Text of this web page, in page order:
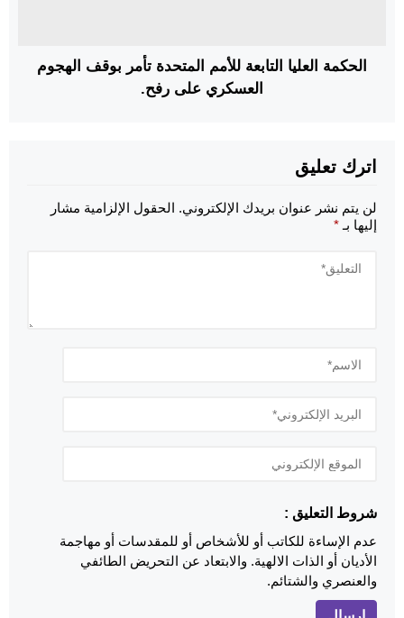
الحكمة العليا التابعة للأمم المتحدة تأمر بوقف الهجوم
العسكري على رفح.
اترك تعليق
لن يتم نشر عنوان بريدك الإلكتروني. الحقول الإلزامية مشار
إليها بـ *
شروط التعليق :
عدم الإساءة للكاتب أو للأشخاص أو للمقدسات أو مهاجمة
الأديان أو الذات الالهية. والابتعاد عن التحريض الطائفي
والعنصري والشتائم.